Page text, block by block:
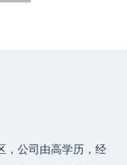
，公司由高学历，经